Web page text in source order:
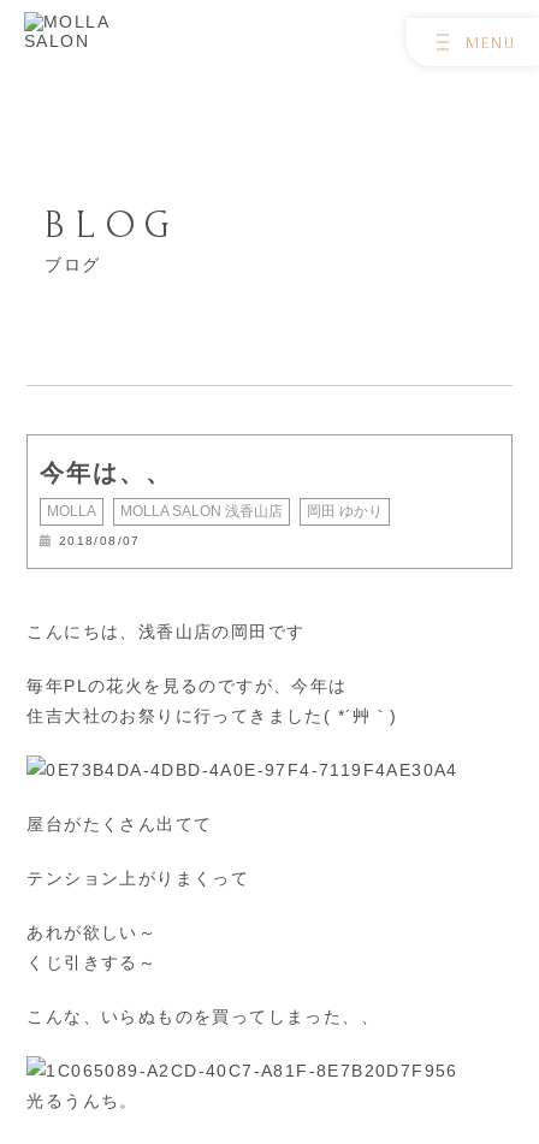
BLOG
ブログ
今年は、、
MOLLA MOLLA SALON 浅香山店 岡田 ゆかり
2018/08/07
こんにちは、浅香山店の岡田です
毎年PLの花火を見るのですが、今年は
住吉大社のお祭りに行ってきました( *´艸｀)
屋台がたくさん出てて
テンション上がりまくって
あれが欲しい～
くじ引きする～
こんな、いらぬものを買ってしまった、、
光るうんち。